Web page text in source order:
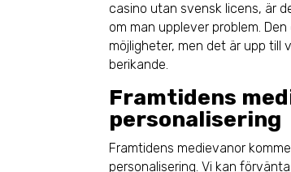
casino utan svensk licens, är
om man upplever problem.
möjligheter, men det är upp till
berikande.
Framtidens
personalisering
Framtidens medievanor
personalisering. Vi kan